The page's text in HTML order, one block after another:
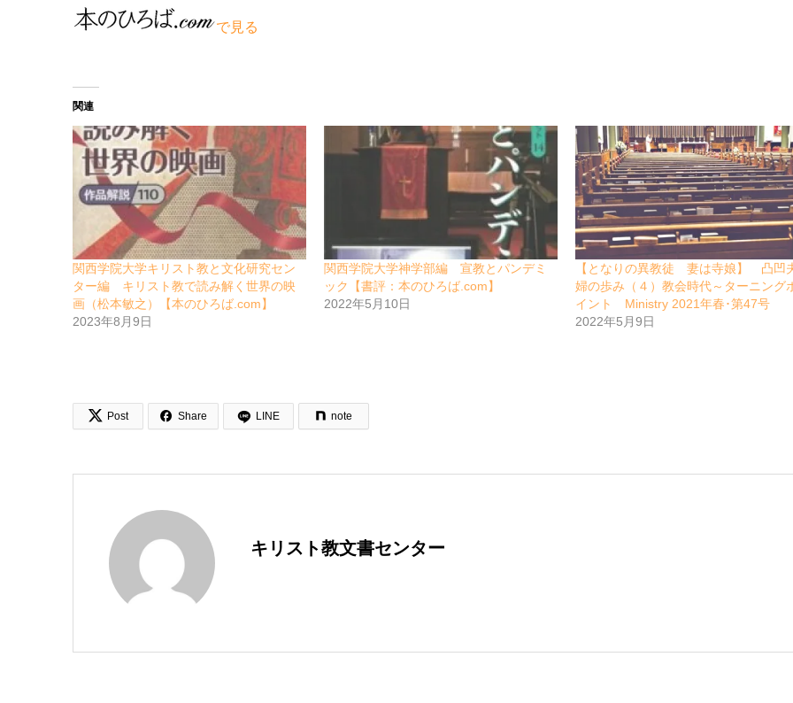
で見る
関連
関西学院大学キリスト教と文化研究セン
ター編 キリスト教で読み解く世界の映
画（松本敏之）【本のひろば.com】
2023年8月9日
関西学院大学神学部編 宣教とパンデミ
ック【書評：本のひろば.com】
2022年5月10日
【となりの異教徒 妻は寺娘】 凸凹
婦の歩み（４）教会時代～ターニング
イント Ministry 2021年春･第47号
2022年5月9日
 Post  Share LINE note
キリスト教文書センター